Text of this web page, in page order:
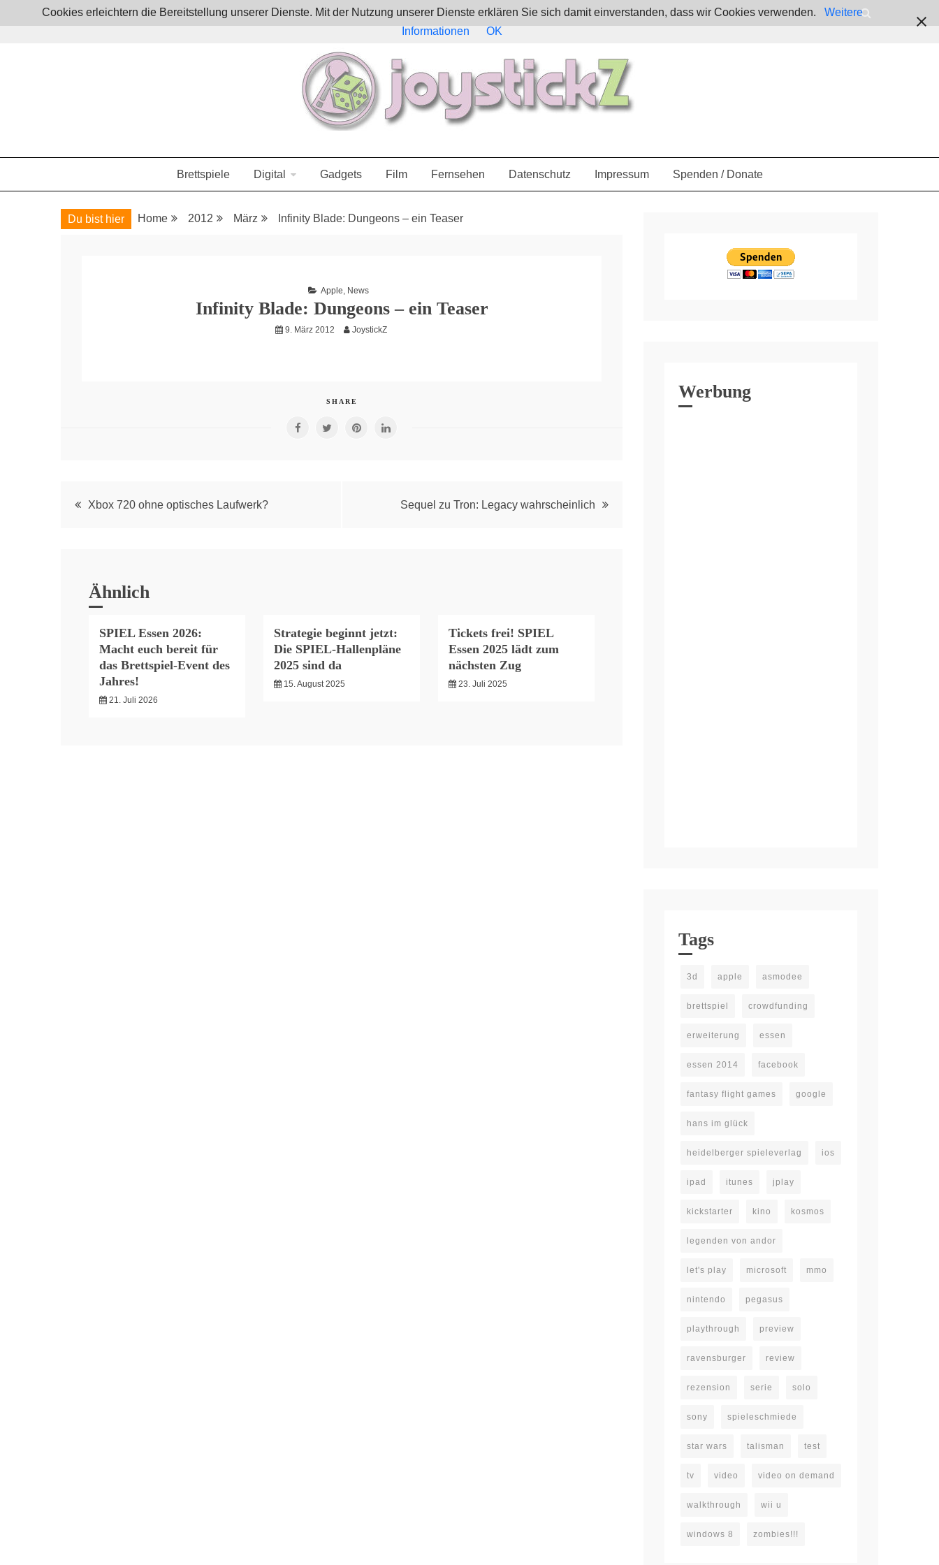
to
JoystickZ
Brettspiele Digital Gadgets Film Fernsehen Datenschutz Impressum Spenden / Donate
Du bist hier Home 2012 März Infinity Blade: Dungeons – ein Teaser
Apple, News
Infinity Blade: Dungeons – ein Teaser
9. März 2012 JoystickZ
SHARE
PostXbox 720 ohne optisches Laufwerk? Sequel zu Tron: Legacy wahrscheinlich
Ähnlich
SPIEL Essen 2026:
Macht euch bereit für
das Brettspiel-Event des
Jahres!
21. Juli 2026
Strategie beginnt jetzt:
Die SPIEL-Hallenpläne
2025 sind da
15. August 2025
Tickets frei! SPIEL
Essen 2025 lädt zum
nächsten Zug
23. Juli 2025
Werbung
Tags
3d apple asmodee
brettspiel crowdfunding
erweiterung essen
essen 2014 facebook
fantasy flight games google
hans im glück
heidelberger spieleverlag ios
ipad itunes jplay
kickstarter kino kosmos
legenden von andor
let's play microsoft mmo
nintendo pegasus
playthrough preview
ravensburger review
rezension serie solo
sony spieleschmiede
star wars talisman test
tv video video on demand
walkthrough wii u
windows 8 zombies!!!
Cookies erleichtern die Bereitstellung unserer Dienste. Mit der Nutzung unserer Dienste erklären Sie sich damit einverstanden, dass wir Cookies verwenden.
Weitere
Informationen
OK